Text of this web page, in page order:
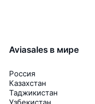
Aviasales в мире
Россия
Казахстан
Таджикистан